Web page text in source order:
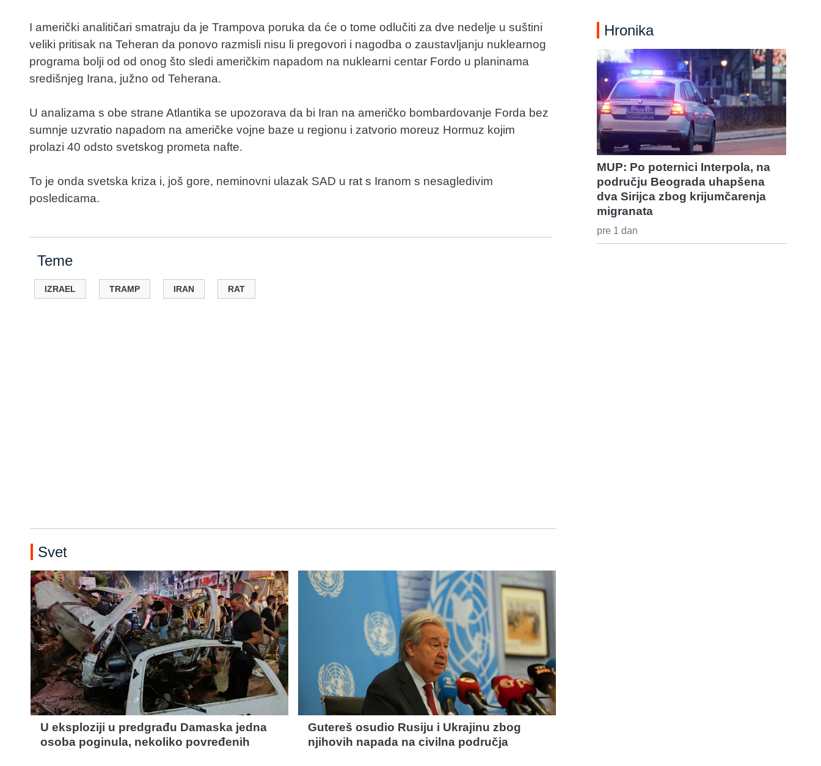
I američki analitičari smatraju da je Trampova poruka da će o tome odlučiti za dve nedelje u suštini
veliki pritisak na Teheran da ponovo razmisli nisu li pregovori i nagodba o zaustavljanju nuklearnog
programa bolji od od onog što sledi američkim napadom na nuklearni centar Fordo u planinama
središnjeg Irana, južno od Teherana.
U analizama s obe strane Atlantika se upozorava da bi Iran na američko bombardovanje Forda bez
sumnje uzvratio napadom na američke vojne baze u regionu i zatvorio moreuz Hormuz kojim
prolazi 40 odsto svetskog prometa nafte.
To je onda svetska kriza i, još gore, neminovni ulazak SAD u rat s Iranom s nesagledivim
posledicama.
Teme
IZRAEL TRAMP IRAN RAT
Svet
U eksploziji u predgrađu Damaska jedna
osoba poginula, nekoliko povređenih
Gutereš osudio Rusiju i Ukrajinu zbog
njihovih napada na civilna područja
Hronika
MUP: Po poternici Interpola, na
području Beograda uhapšena
dva Sirijca zbog krijumčarenja
migranata
pre 1 dan